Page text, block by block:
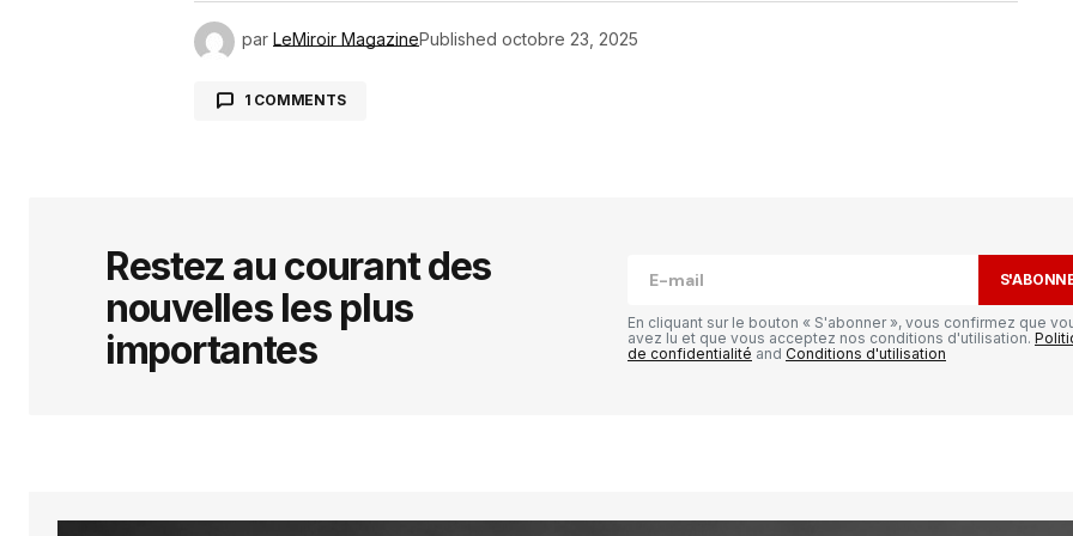
par LeMiroir MagazinePublished octobre 23, 2025
1 COMMENTS
Votre adresse e-mail ne sera pas publiée.
Les champs obligatoires sont
Restez au courant des
nouvelles les plus
importantes
En cliquant sur le bouton « S'abonner », vous confirmez que
avez lu et que vous acceptez nos conditions d'utilisation.
de confidentialité and Conditions d'utilisation